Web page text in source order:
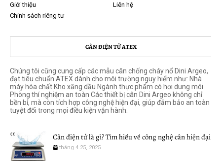
Giới thiệu
Liên hệ
Chính sách riêng tư
CÂN ĐIỆN TỬ ATEX
Chúng tôi cũng cung cấp các mẫu cân chống cháy nổ Dini Argeo,
đạt tiêu chuẩn ATEX dành cho môi trường nguy hiểm như: Nhà
máy hóa chất Kho xăng dầu Ngành thực phẩm có hơi dung môi
Phòng thí nghiệm an toàn Các thiết bị cân Dini Argeo không chỉ
bền bỉ, mà còn tích hợp công nghệ hiện đại, giúp đảm bảo an toàn
tuyệt đối trong mọi điều kiện vận hành.
Cân điện tử là gì? Tìm hiểu về công nghệ cân hiện đại
tháng 4 25, 2025